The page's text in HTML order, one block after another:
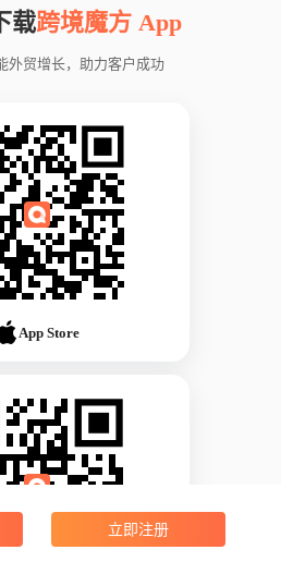
载跨境魔方 App
外贸增长，助力客户成功
App Store
立即注册